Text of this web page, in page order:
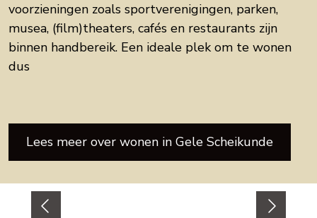
voorzieningen zoals sportverenigingen, parken,
musea, (film)theaters, cafés en restaurants zijn
binnen handbereik. Een ideale plek om te wonen
dus
Lees meer over wonen in Gele Scheikunde